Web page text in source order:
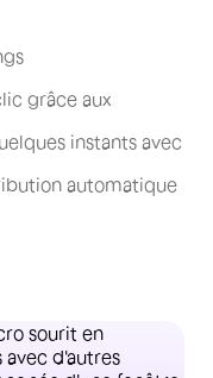
grâce aux
instants avec
automatique